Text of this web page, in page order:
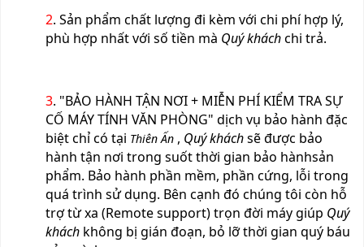
2. Sản phẩm chất lượng đi kèm với chi phí hợp lý,
phù hợp nhất với số tiền mà Quý kháchchi trả.
3. "BẢO HÀNH TẬN NƠI + MIỄN PHÍ KIỂM TRA SỰ
CỐ MÁY TÍNH VĂN PHÒNG" dịch vụ bảo hành đặc
biệt chỉ có tại Thiên Ấn , Quý kháchsẽ được bảo
hành tận nơi trong suốt thời gian bảo hànhsản
phẩm. Bảo hành phần mềm, phần cứng, lỗi trong
quá trình sử dụng. Bên cạnh đó chúng tôi còn hỗ
trợ từ xa (Remote support) trọn đời máy giúp Quý
khách không bị gián đoạn, bỏ lỡ thời gian quý báu